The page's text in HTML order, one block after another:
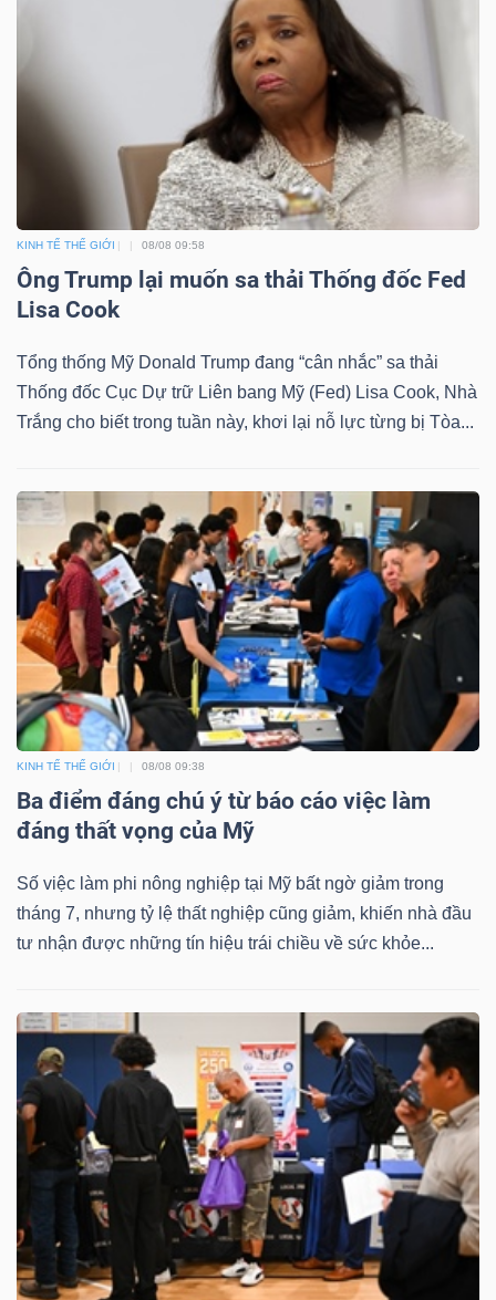
KINH TẾ THẾ GIỚI 08/08 09:58
Ông Trump lại muốn sa thải Thống đốc Fed
Lisa Cook
Tổng thống Mỹ Donald Trump đang “cân nhắc” sa thải
Thống đốc Cục Dự trữ Liên bang Mỹ (Fed) Lisa Cook, Nhà
Trắng cho biết trong tuần này, khơi lại nỗ lực từng bị Tòa...
KINH TẾ THẾ GIỚI 08/08 09:38
Ba điểm đáng chú ý từ báo cáo việc làm
đáng thất vọng của Mỹ
Số việc làm phi nông nghiệp tại Mỹ bất ngờ giảm trong
tháng 7, nhưng tỷ lệ thất nghiệp cũng giảm, khiến nhà đầu
tư nhận được những tín hiệu trái chiều về sức khỏe...
Đào
tạo
Sách
tài
chính
đầu
Truyền
thông
tài
chính
Dữ
liệu